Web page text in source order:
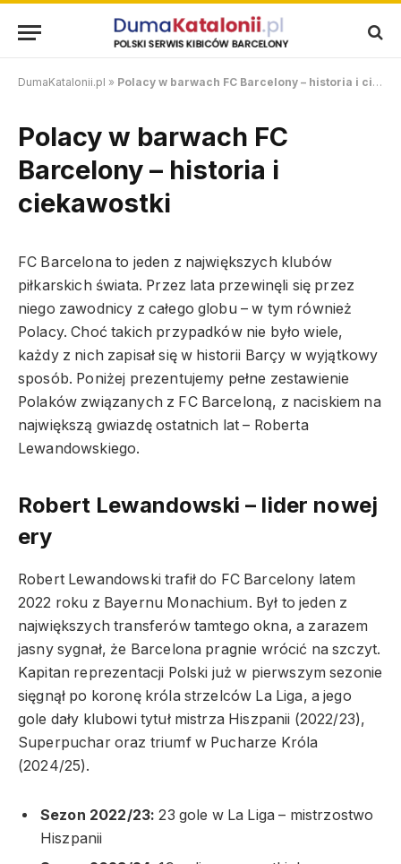
DumaKatalonii.pl » Polacy w barwach FC Barcelony – historia i ciekawostki
Polacy w barwach FC
Barcelony – historia i
ciekawostki
FC Barcelona to jeden z największych klubów
piłkarskich świata. Przez lata przewinęli się przez
niego zawodnicy z całego globu – w tym również
Polacy. Choć takich przypadków nie było wiele,
każdy z nich zapisał się w historii Barçy w wyjątkowy
sposób. Poniżej prezentujemy pełne zestawienie
Polaków związanych z FC Barceloną, z naciskiem na
największą gwiazdę ostatnich lat – Roberta
Lewandowskiego.
Robert Lewandowski – lider nowej
ery
Robert Lewandowski trafił do FC Barcelony latem
2022 roku z Bayernu Monachium. Był to jeden z
największych transferów tamtego okna, a zarazem
jasny sygnał, że Barcelona pragnie wrócić na szczyt.
Kapitan reprezentacji Polski już w pierwszym sezonie
sięgnął po koronę króla strzelców La Liga, a jego
gole dały klubowi tytuł mistrza Hiszpanii (2022/23),
Superpuchar oraz triumf w Pucharze Króla
(2024/25).
Sezon 2022/23: 23 gole w La Liga – mistrzostwo
Hiszpanii